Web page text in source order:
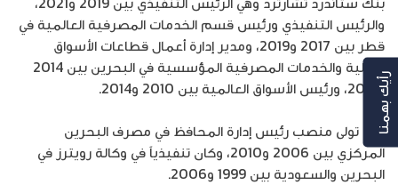
والرئيس التنفيذي ورئيس قسم الخدمات المصرفية العالمية في
قطر بين 2017 و2019، ومدير إدارة أعمال قطاعات الأسواق
المالية والخدمات المصرفية المؤسسية في البحرين بين 2014
و2017، ورئيس الأسواق العالمية بين 2010 و2014.
كما تولى منصب رئيس إدارة المحافظ في مصرف البحرين
المركزي بين 2006 و2010، وكان تنفيذياً في وكالة رويترز في
البحرين والسعودية بين 1999 و2006.
رأيك بهمنا